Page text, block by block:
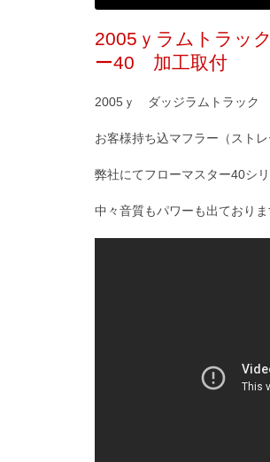
2005ｙラムトラッ
ー40 加工取付
2005ｙ ダッジラムトラック
お客様持ち込マフラー（スト
弊社にてフローマスター40シ
中々音質もパワーも出ており